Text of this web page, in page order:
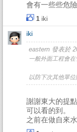
會有一些些危
1 iki
iki
eastern 發表於
一般外面工程會
以防下次其他單
謝謝東大的提
可以看的到。
之前在做自來